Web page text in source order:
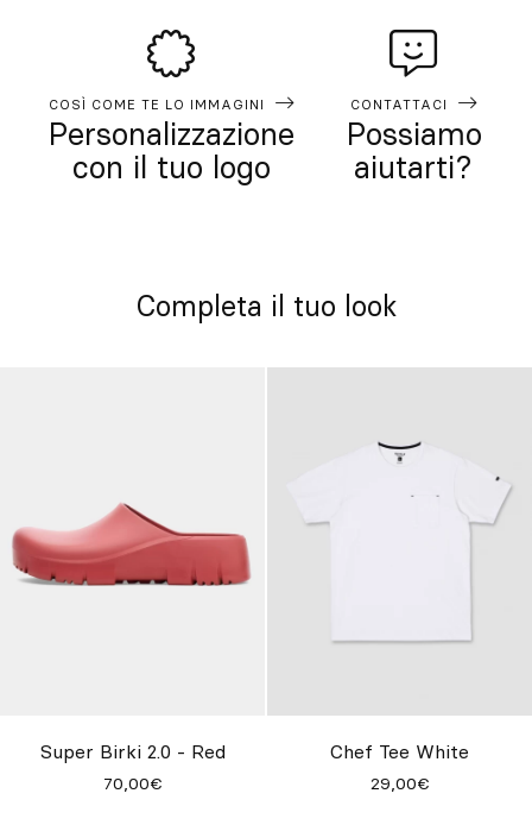
COSÌ COME TE LO IMMAGINI
Personalizzazione
con il tuo logo
CONTATTACI
Possiamo
aiutarti?
Completa il tuo look
Super Birki 2.0 - Red
70,00€
Chef Tee White
29,00€